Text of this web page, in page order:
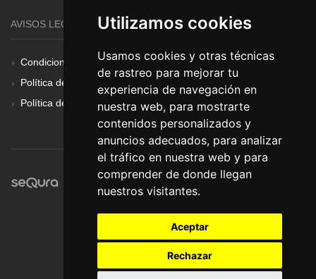
Utilizamos cookies
Usamos cookies y otras técnicas
de rastreo para mejorar tu
experiencia de navegación en
nuestra web, para mostrarte
contenidos personalizados y
anuncios adecuados, para analizar
el tráfico en nuestra web y para
comprender de donde llegan
nuestros visitantes.
Aceptar
Rechazar
AVISOS LEGALES
Condiciones Generales
Política de Cookies
Política de Privacidad